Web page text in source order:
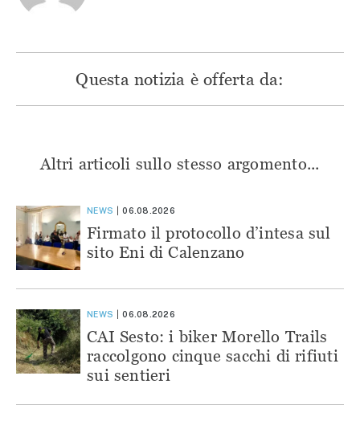
Questa notizia è offerta da:
Altri articoli sullo stesso argomento...
NEWS 06.08.2026
Firmato il protocollo d’intesa sul
sito Eni di Calenzano
NEWS 06.08.2026
CAI Sesto: i biker Morello Trails
raccolgono cinque sacchi di rifiuti
sui sentieri